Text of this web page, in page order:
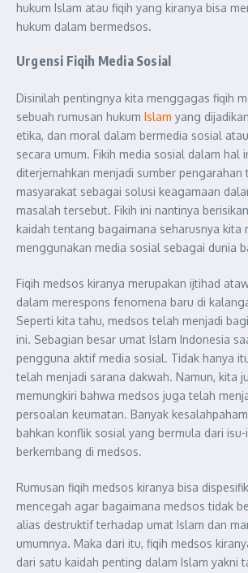
hukum Islam atau fiqih yang kiranya bisa
hukum dalam bermedsos.
Urgensi Fiqih Media Sosial
Disinilah pentingnya kita menggagas fiqih
sebuah rumusan hukum Islam yang
etika, dan moral dalam bermedia sosial
secara umum. Fikih media sosial dalam hal
diterjemahkan menjadi sumber pengarahan
masyarakat sebagai solusi keagamaan
masalah tersebut. Fikih ini nantinya
kaidah tentang bagaimana seharusnya kita
menggunakan media sosial sebagai dunia
Fiqih medsos kiranya merupakan ijtihad
dalam merespons fenomena baru di
Seperti kita tahu, medsos telah menjadi
ini. Sebagian besar umat Islam Indonesia
pengguna aktif media sosial. Tidak hanya
telah menjadi sarana dakwah. Namun, kita
memungkiri bahwa medsos juga telah
persoalan keumatan. Banyak
bahkan konflik sosial yang bermula dari isu-
berkembang di medsos.
Rumusan fiqih medsos kiranya bisa
mencegah agar bagaimana medsos tidak
alias destruktif terhadap umat Islam dan
umumnya. Maka dari itu, fiqih medsos
dari satu kaidah penting dalam Islam yakni